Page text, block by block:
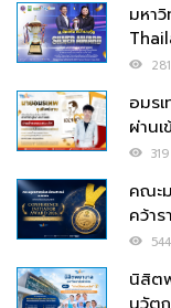
มหา
281
อมร
ผ่านเ
319
คณะ
คว้า
544
นิสิต
นวัต